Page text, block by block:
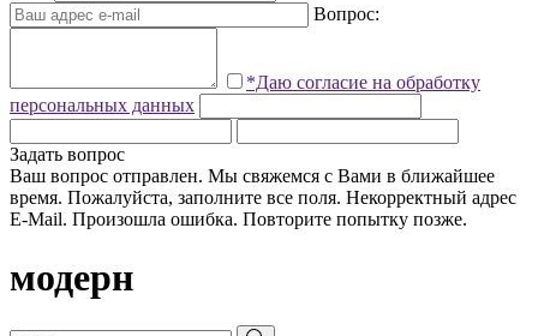
Вопрос:
*Даю согласие на обработку
персональных данных
Задать вопрос
Ваш вопрос отправлен. Мы свяжемся с Вами в ближайшее
время. Пожалуйста, заполните все поля. Некорректный адрес
E-Mail. Произошла ошибка. Повторите попытку позже.
модерн